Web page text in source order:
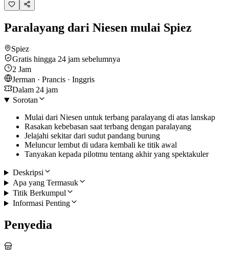
Paralayang dari Niesen mulai Spiez
Spiez
Gratis hingga 24 jam sebelumnya
2 Jam
Jerman · Prancis · Inggris
Dalam 24 jam
Sorotan
Mulai dari Niesen untuk terbang paralayang di atas lanskap
Rasakan kebebasan saat terbang dengan paralayang
Jelajahi sekitar dari sudut pandang burung
Meluncur lembut di udara kembali ke titik awal
Tanyakan kepada pilotmu tentang akhir yang spektakuler
Deskripsi
Apa yang Termasuk
Titik Berkumpul
Informasi Penting
Penyedia